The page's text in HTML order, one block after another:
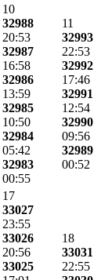
10
32988
20:53
32987
16:58
32986
13:59
32985
10:50
32984
05:42
32983
00:55
11
32993
22:53
32992
17:46
32991
12:54
32990
09:56
32989
00:52
17
33027
23:55
33026
20:56
33025
18
33031
22:55